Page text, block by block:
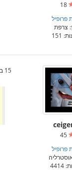
פרופיל
צרפת
151
פרופיל
15 בפברואר 2009, 15:27:44